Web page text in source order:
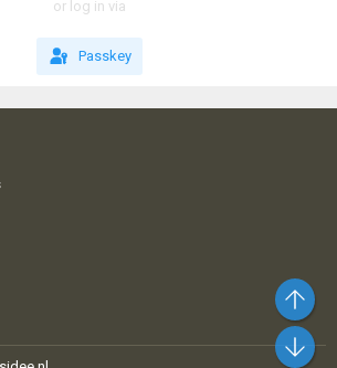
or log in via
Passkey